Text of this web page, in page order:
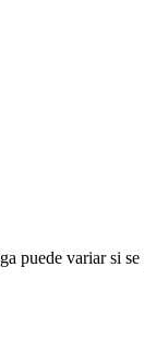
puede variar si